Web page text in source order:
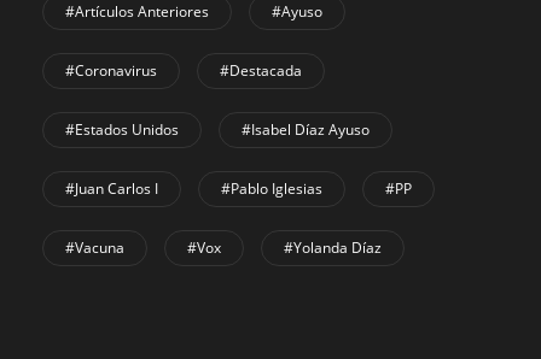
#Artículos Anteriores #Ayuso
#coronavirus #Destacada
#Estados Unidos #Isabel Díaz Ayuso
#Juan Carlos I #Pablo Iglesias #PP
#Vacuna #Vox #Yolanda Díaz